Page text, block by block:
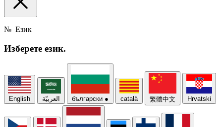
№ Език
Изберете език.
English العربيّة български ● català 繁體中文 Hrvatski